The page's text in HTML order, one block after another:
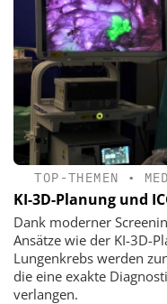
TOP-THEMEN •
KI-3D-Planung und
Dank moderner
Ansätze wie der KI-3D-
Lungenkrebs werden
die eine exakte
verlangen.